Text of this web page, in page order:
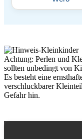
Achtung: Perlen und
sollten unbedingt von
Es besteht eine
verschluckbarer
Gefahr hin.